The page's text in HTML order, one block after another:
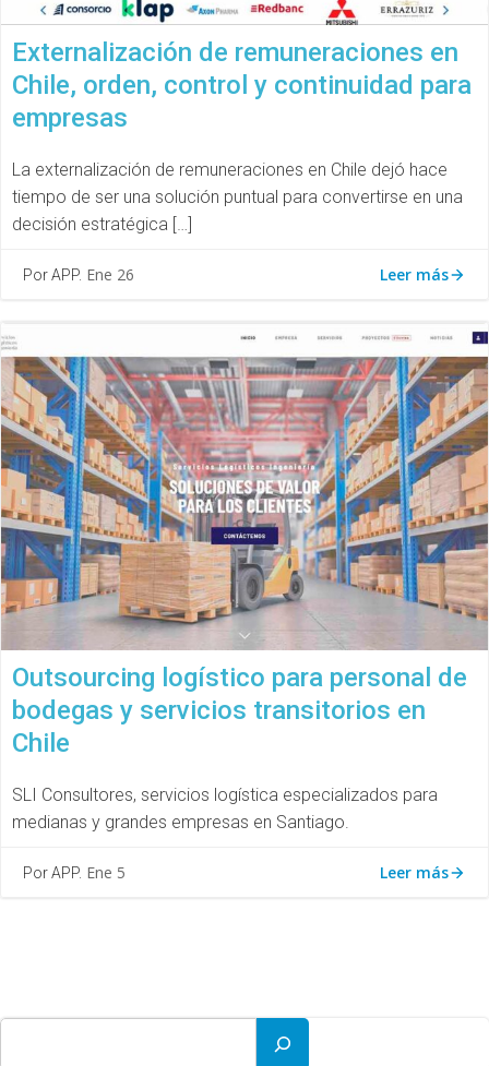
Externalización de remuneraciones en
Chile, orden, control y continuidad para
empresas
La externalización de remuneraciones en Chile dejó hace
tiempo de ser una solución puntual para convertirse en una
decisión estratégica […]
Por APP. Ene 26 Leer más
Outsourcing logístico para personal de
bodegas y servicios transitorios en
Chile
SLI Consultores, servicios logística especializados para
medianas y grandes empresas en Santiago.
Por APP. Ene 5 Leer más